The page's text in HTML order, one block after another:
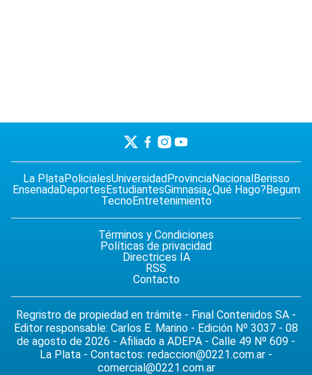
La PlataPolicialesUniversidadProvinciaNacionalBerisso
EnsenadaDeportesEstudiantesGimnasia¿Qué Hago?Begum
TecnoEntretenimiento
Términos y Condiciones
Políticas de privacidad
Directrices IA
RSS
Contacto
Regristro de propiedad en trámite - Final Contenidos SA -
Editor responsable: Carlos E. Marino - Edición Nº 3037 - 08
de agosto de 2026 - Afiliado a ADEPA - Calle 49 Nº 609 -
La Plata - Contactos: redaccion@0221.com.ar -
comercial@0221.com.ar